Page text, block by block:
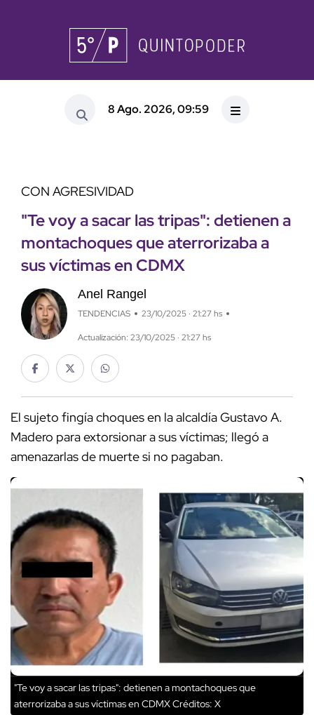
8 Ago. 2026, 09:59
CON AGRESIVIDAD
"Te voy a sacar las tripas": detienen a
montachoques que aterrorizaba a
sus víctimas en CDMX
Anel Rangel
TENDENCIAS 23/10/2025 · 21:27 hs
Actualización: 23/10/2025 · 21:27 hs
El sujeto fingía choques en la alcaldía Gustavo A.
Madero para extorsionar a sus víctimas; llegó a
amenazarlas de muerte si no pagaban.
"Te voy a sacar las tripas": detienen a montachoques que
aterrorizaba a sus víctimas en CDMXCréditos: X